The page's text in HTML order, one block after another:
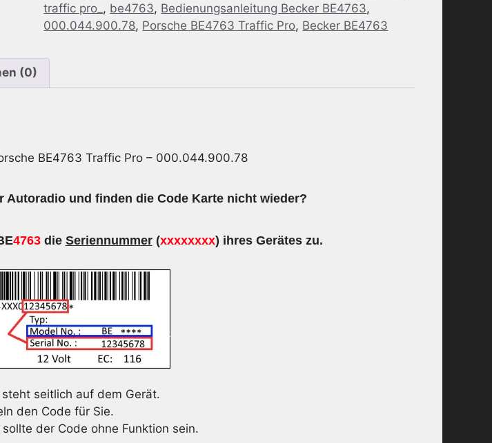
Traffic
Pro
traffic pro_ , be4763, Bedienungsanleitung Becker BE4763,
000.044.900.78, Porsche BE4763 Traffic Pro, Becker BE4763
(0)
BE4763 Traffic Pro – 000.044.900.78
Autoradio und finden die Code Karte nicht wieder?
4763 die Seriennummer(xxxxxxxx) ihres Gerätes zu.
seitlich auf dem Gerät.
den Code für Sie.
der Code ohne Funktion sein.